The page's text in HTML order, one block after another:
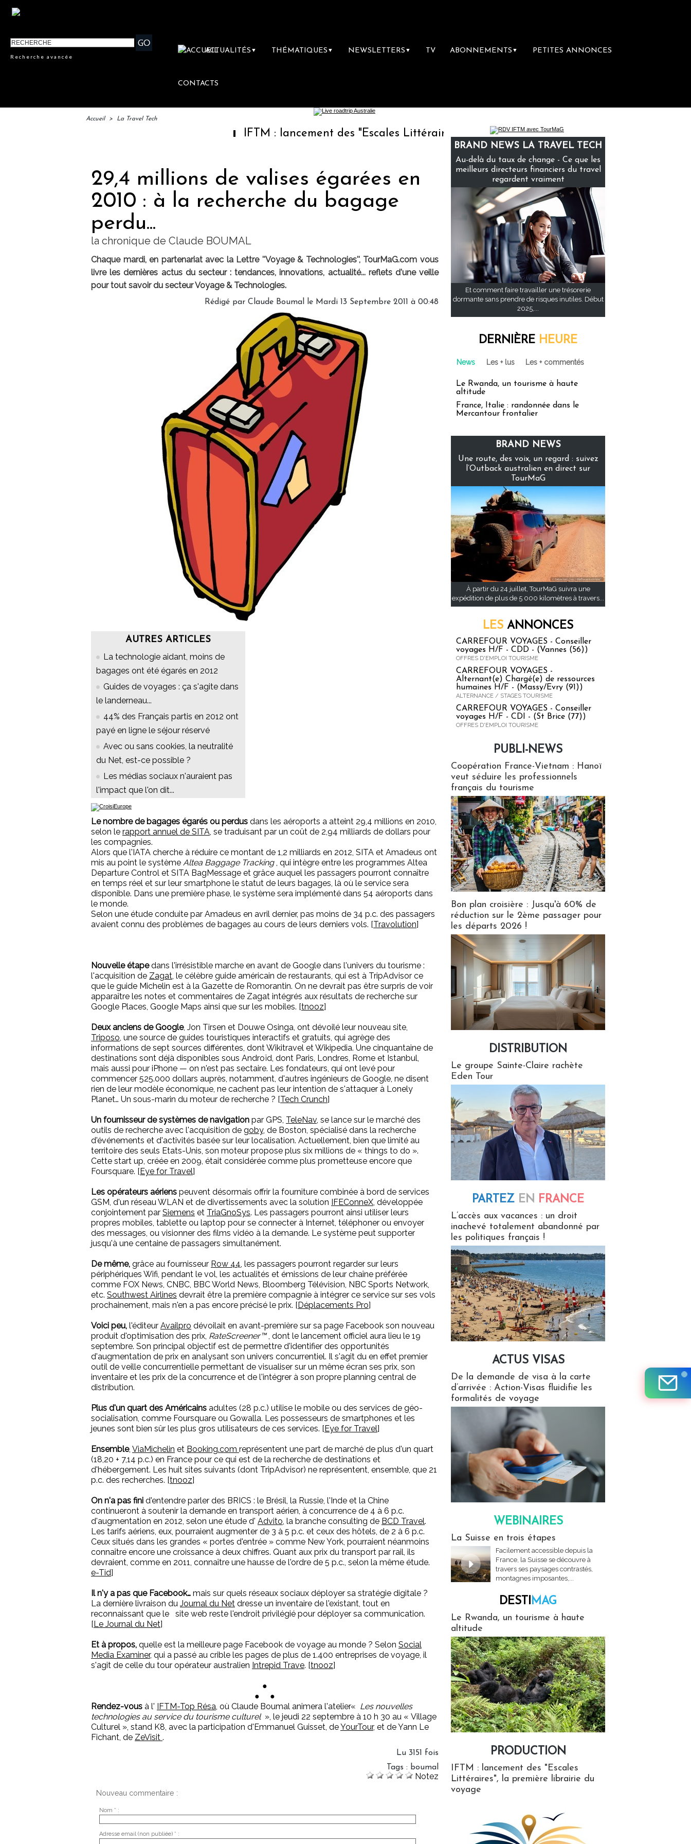
Recherche avancée
ACTUALITÉS ▼ THÉMATIQUES ▼ NEWSLETTERS ▼ TV ABONNEMENTS ▼ PETITES ANNONCES
CONTACTS
Accueil > La Travel Tech
IFTM : lancement des "Escales Littéraires", la première librairie du voyage
29,4 millions de valises égarées en
2010 : à la recherche du bagage
perdu...
la chronique de Claude BOUMAL
Chaque mardi, en partenariat avec la Lettre ''Voyage & Technologies'', TourMaG.com vous
livre les dernières actus du secteur : tendances, innovations, actualité... reflets d'une veille
pour tout savoir du secteur Voyage & Technologies.
Rédigé par Claude Boumal le Mardi 13 Septembre 2011 à 00:48
AUTRES ARTICLES
La technologie aidant, moins de
bagages ont été égarés en 2012
Guides de voyages : ça s'agite dans
le landerneau...
44% des Français partis en 2012 ont
payé en ligne le séjour réservé
Avec ou sans cookies, la neutralité
du Net, est-ce possible ?
Les médias sociaux n'auraient pas
l'impact que l'on dit...
Le nombre de bagages égarés ou perdus dans les aéroports a atteint 29,4 millions en 2010,
selon le rapport annuel de SITA, se traduisant par un coût de 2,94 milliards de dollars pour
les compagnies.
Alors que l'IATA cherche à réduire ce montant de 1,2 milliards en 2012, SITA et Amadeus ont
mis au point le système Altea Baggage Tracking, qui intègre entre les programmes Altea
Departure Control et SITA BagMessage et grâce auquel les passagers pourront connaître
en temps réel et sur leur smartphone le statut de leurs bagages, là où le service sera
disponible. Dans une première phase, le système sera implémenté dans 54 aéroports dans
le monde.
Selon une étude conduite par Amadeus en avril dernier, pas moins de 34 p.c. des passagers
avaient connu des problèmes de bagages au cours de leurs derniers vols. [Travolution]
Nouvelle étapedans l'irrésistible marche en avant de Google dans l'univers du tourisme :
l'acquisition de Zagat, le célèbre guide américain de restaurants, qui est à TripAdvisor ce
que le guide Michelin est à la Gazette de Romorantin. On ne devrait pas être surpris de voir
apparaître les notes et commentaires de Zagat intégrés aux résultats de recherche sur
Google Places, Google Maps ainsi que sur les mobiles. [tnooz]
Deux anciens de Google, Jon Tirsen et Douwe Osinga, ont dévoilé leur nouveau site,
Triposo, une source de guides touristiques interactifs et gratuits, qui agrège des
informations de sept sources différentes, dont Wikitravel et Wikipedia. Une cinquantaine de
destinations sont déjà disponibles sous Androïd, dont Paris, Londres, Rome et Istanbul,
mais aussi pour iPhone — on n'est pas sectaire. Les fondateurs, qui ont levé pour
commencer 525.000 dollars auprès, notamment, d'autres ingénieurs de Google, ne disent
rien de leur modèle économique, ne cachent pas leur intention de s'attaquer à Lonely
Planet… Un sous-marin du moteur de recherche ? [Tech Crunch]
Un fournisseur de systèmes de navigation par GPS, TeleNav, se lance sur le marché des
outils de recherche avec l'acquisition de goby, de Boston, spécialisé dans la recherche
d'événements et d'activités basée sur leur localisation. Actuellement, bien que limité au
territoire des seuls Etats-Unis, son moteur propose plus six millions de « things to do ».
Cette start up, créée en 2009, était considérée comme plus prometteuse encore que
Foursquare. [Eye for Travel]
Les opérateurs aériens peuvent désormais offrir la fourniture combinée à bord de services
GSM, d'un réseau WLAN et de divertissements avec la solution IFEConneX, développée
conjointement par Siemens et TriaGnoSys. Les passagers pourront ainsi utiliser leurs
propres mobiles, tablette ou laptop pour se connecter à Internet, téléphoner ou envoyer
des messages, ou visionner des films vidéo à la demande. Le système peut supporter
jusqu'à une centaine de passagers simultanément.
De même, grâce au fournisseur Row 44, les passagers pourront regarder sur leurs
périphériques Wifi, pendant le vol, les actualités et émissions de leur chaîne préférée
comme FOX News, CNBC, BBC World News, Bloomberg Télévision, NBC Sports Network,
etc. Southwest Airlines devrait être la première compagnie à intégrer ce service sur ses vols
prochainement, mais n'en a pas encore précisé le prix. [Déplacements Pro]
Voici peu, l'éditeur Availpro dévoilait en avant-première sur sa page Facebook son nouveau
produit d'optimisation des prix, RateScreener™, dont le lancement officiel aura lieu le 19
septembre. Son principal objectif est de permettre d'identifier des opportunités
d'augmentation de prix en analysant son univers concurrentiel. Il s'agit du en effet premier
outil de veille concurrentielle permettant de visualiser sur un même écran ses prix, son
inventaire et les prix de la concurrence et de l'intégrer à son propre planning central de
distribution.
Plus d'un quart des Américains adultes (28 p.c.) utilise le mobile ou des services de géo-
socialisation, comme Foursquare ou Gowalla. Les possesseurs de smartphones et les
jeunes sont bien sûr les plus gros utilisateurs de ces services. [Eye for Travel]
Ensemble, ViaMichelin et Booking.com représentent une part de marché de plus d'un quart
(18,20 + 7,14 p.c.) en France pour ce qui est de la recherche de destinations et
d'hébergement. Les huit sites suivants (dont TripAdvisor) ne représentent, ensemble, que 21
p.c. des recherches. [tnooz]
On n'a pas fini d'entendre parler des BRICS : le Brésil, la Russie, l'Inde et la Chine
continueront à soutenir la demande en transport aérien, à concurrence de 4 à 6 p.c.
d'augmentation en 2012, selon une étude d' Advito, la branche consulting de BCD Travel.
Les tarifs aériens, eux, pourraient augmenter de 3 à 5 p.c. et ceux des hôtels, de 2 à 6 p.c.
Ceux situés dans les grandes « portes d'entrée » comme New York, pourraient néanmoins
connaître encore une croissance à deux chiffres. Quant aux prix du transport par rail, ils
devraient, comme en 2011, connaître une hausse de l'ordre de 5 p.c., selon la même étude.
e-Tid]
Il n'y a pas que Facebook… mais sur quels réseaux sociaux déployer sa stratégie digitale ?
La dernière livraison du Journal du Net dresse un inventaire de l'existant, tout en
reconnaissant que le site web reste l'endroit privilégié pour déployer sa communication.
[Le Journal du Net]
Et à propos, quelle est la meilleure page Facebook de voyage au monde ? Selon Social
Media Examiner, qui a passé au crible les pages de plus de 1.400 entreprises de voyage, il
s'agit de celle du tour opérateur australien Intrepid Trave. [tnooz]
●
● ●
Rendez-vous à l' IFTM-Top Résa, où Claude Boumal animera l'atelier« Les nouvelles
technologies au service du tourisme culturel », le jeudi 22 septembre à 10 h 30 au « Village
Culturel », stand K8, avec la participation d'Emmanuel Guisset, deYourTour, et de Yann Le
Fichant, de ZeVisit .
Lu 3151 fois
Tags : boumal
Notez
Nouveau commentaire :
Nom * :
Adresse email (non publiée) * :
BRAND NEWS LA TRAVEL TECH
Au-delà du taux de change - Ce que les
meilleurs directeurs financiers du travel
regardent vraiment
Et comment faire travailler une trésorerie
dormante sans prendre de risques inutiles. Début
2025,...
DERNIÈRE HEURE
News Les + lus Les + commentés
Le Rwanda, un tourisme à haute
altitude
France, Italie : randonnée dans le
Mercantour frontalier
BRAND NEWS
Une route, des voix, un regard : suivez
l’Outback australien en direct sur
TourMaG
À partir du 24 juillet, TourMaG suivra une
expédition de plus de 5 000 kilomètres à travers...
LES ANNONCES
CARREFOUR VOYAGES - Conseiller
voyages H/F - CDD - (Vannes (56))
OFFRES D'EMPLOI TOURISME
CARREFOUR VOYAGES -
Alternant(e) Chargé(e) de ressources
humaines H/F - (Massy/Evry (91))
ALTERNANCE / STAGES TOURISME
CARREFOUR VOYAGES - Conseiller
voyages H/F - CDI - (St Brice (77))
OFFRES D'EMPLOI TOURISME
PUBLI-NEWS
Coopération France-Vietnam : Hanoï
veut séduire les professionnels
français du tourisme
Bon plan croisière : Jusqu'à 60% de
réduction sur le 2ème passager pour
les départs 2026 !
DISTRIBUTION
Le groupe Sainte-Claire rachète
Eden Tour
PARTEZ EN FRANCE
L’accès aux vacances : un droit
inachevé totalement abandonné par
les politiques français !
ACTUS VISAS
De la demande de visa à la carte
d’arrivée : Action-Visas fluidifie les
formalités de voyage
WEBINAIRES
La Suisse en trois étapes
Facilement accessible depuis la
France, la Suisse se découvre à
travers ses paysages contrastés,
montagnes imposantes,...
DESTIMAG
Le Rwanda, un tourisme à haute
altitude
PRODUCTION
IFTM : lancement des "Escales
Littéraires", la première librairie du
voyage